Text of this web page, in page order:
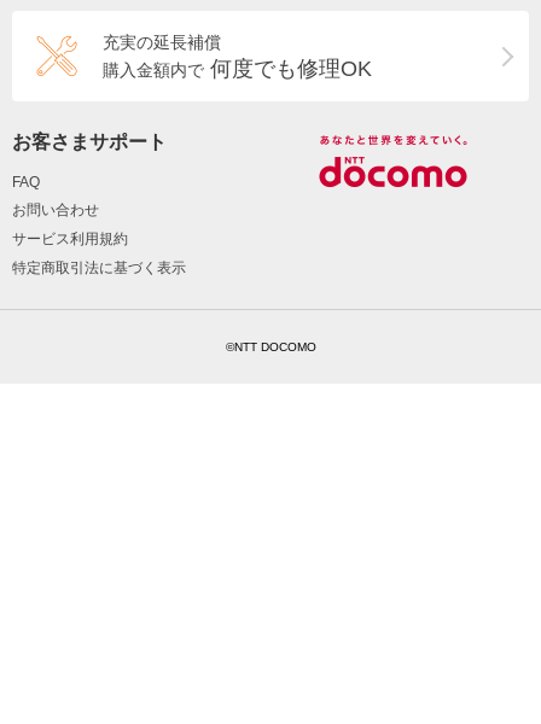
充実の延長補償
購入金額内で 何度でも修理OK
お客さまサポート
FAQ
お問い合わせ
サービス利用規約
特定商取引法に基づく表示
©NTT DOCOMO